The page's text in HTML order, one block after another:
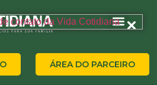
ÁREA DO PARCEIRO